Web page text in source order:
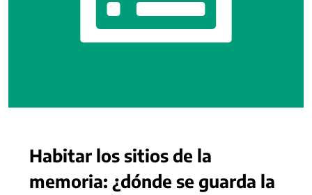
Habitar los sitios de la
memoria: ¿dónde se guarda la